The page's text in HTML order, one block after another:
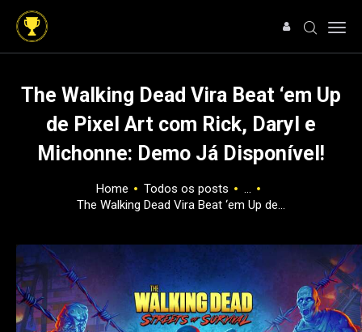
The Walking Dead Vira Beat ‘em Up
de Pixel Art com Rick, Daryl e
Michonne: Demo Já Disponível!
Home Todos os posts
...
The Walking Dead Vira Beat ‘em Up de...
HOME
NOTÍCIAS
ANÁLISES
SOBRE NÓS